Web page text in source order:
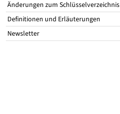
Änderungen zum Schlüsselverzeichnis
Definitionen und Erläuterungen
Newsletter